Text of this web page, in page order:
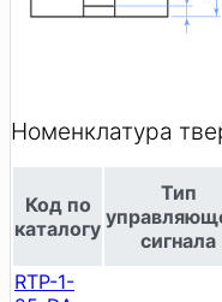
Номенклатура
Код по
каталогу
Тип
сигнала
RTP-1-